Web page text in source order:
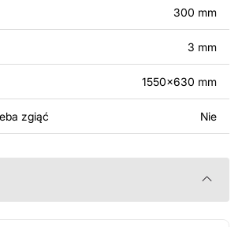
możemy dostosować projekt
tekstu, obrazów lub logo Twojej firmy
indywidualnego projektu
300 mm
3 mm
1550x630 mm
zgiąć Nie